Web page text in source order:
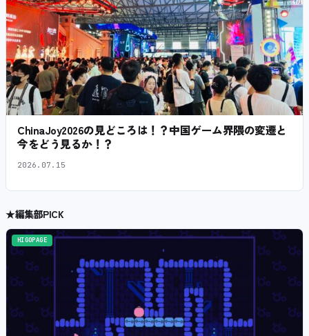
ChinaJoy2026の見どころは！？中国ゲーム界隈の変遷と
今をどう見るか！？
2026.07.15
★編集部PICK
HIGOPAGE